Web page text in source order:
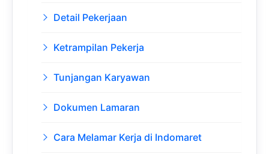
Detail Pekerjaan
Ketrampilan Pekerja
Tunjangan Karyawan
Dokumen Lamaran
Cara Melamar Kerja di Indomaret